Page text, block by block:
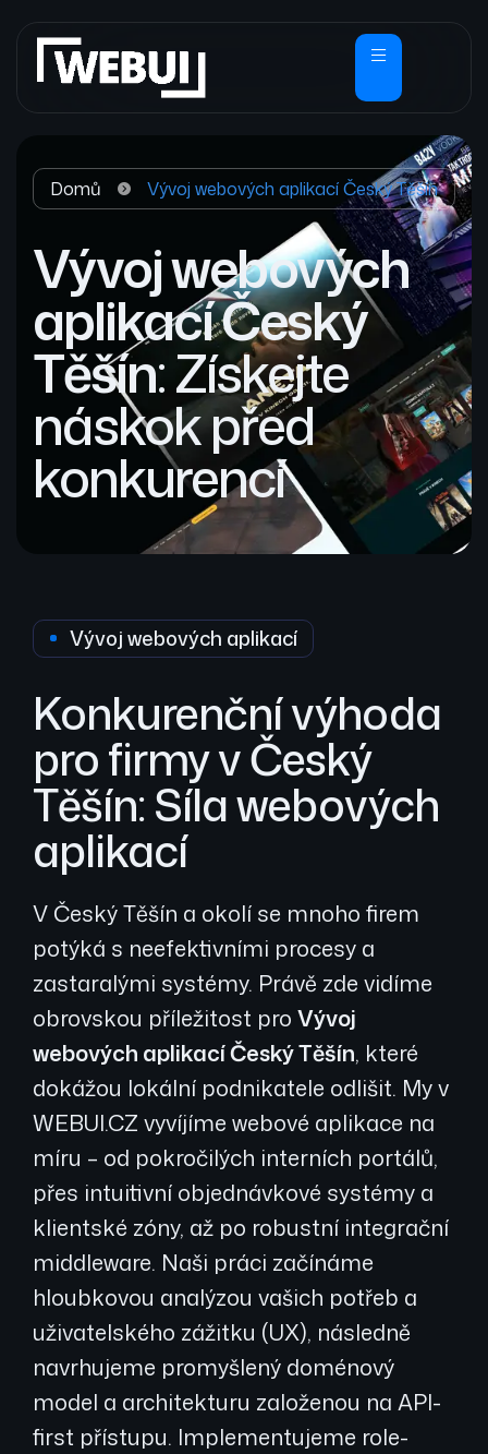
Domů Vývoj webových aplikací Český Těšín
Vývoj webových
aplikací Český
Těšín: Získejte
náskok před
konkurencí
Vývoj webových aplikací
Konkurenční výhoda
pro firmy v Český
Těšín: Síla webových
aplikací
V Český Těšín a okolí se mnoho firem
potýká s neefektivními procesy a
zastaralými systémy. Právě zde vidíme
obrovskou příležitost pro Vývoj
webových aplikací Český Těšín, které
dokážou lokální podnikatele odlišit. My v
WEBUI.CZ vyvíjíme webové aplikace na
míru – od pokročilých interních portálů,
přes intuitivní objednávkové systémy a
klientské zóny, až po robustní integrační
middleware. Naši práci začínáme
hloubkovou analýzou vašich potřeb a
uživatelského zážitku (UX), následně
navrhujeme promyšlený doménový
model a architekturu založenou na API-
first přístupu. Implementujeme role-